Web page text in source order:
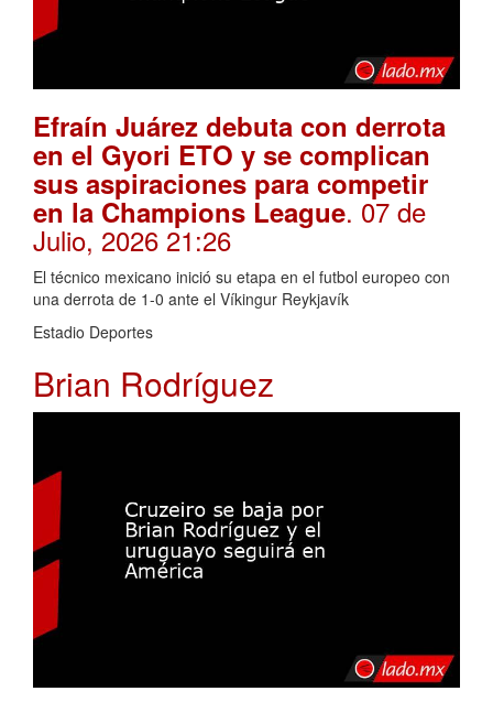
Efraín Juárez debuta con derrota
en el Gyori ETO y se complican
sus aspiraciones para competir
en la Champions League. 07 de
Julio, 2026 21:26
El técnico mexicano inició su etapa en el futbol europeo con
una derrota de 1-0 ante el Víkingur Reykjavík
Estadio Deportes
Brian Rodríguez